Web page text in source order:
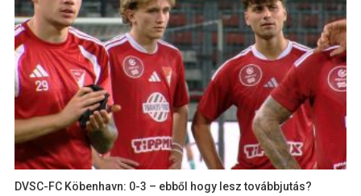
DVSC-FC Köbenhavn: 0-3 – ebből hogy lesz továbbjutás?